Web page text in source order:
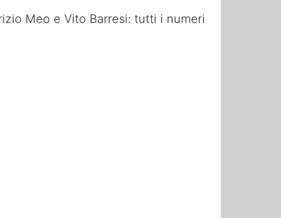
Meo e Vito Barresi: tutti i numeri